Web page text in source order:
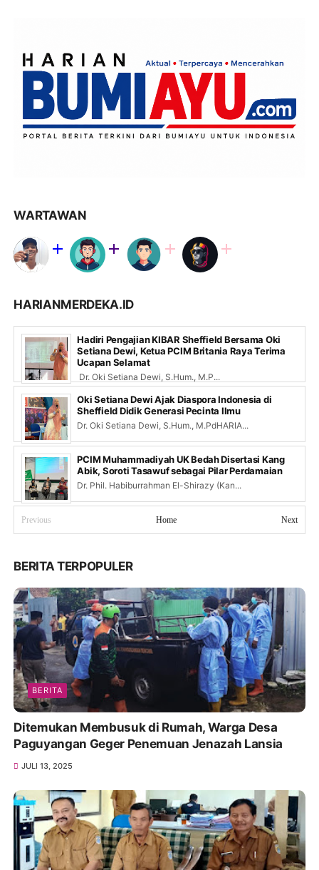
WARTAWAN
HARIANMERDEKA.ID
Hadiri Pengajian KIBAR Sheffield Bersama Oki
Setiana Dewi, Ketua PCIM Britania Raya Terima
Ucapan Selamat
Dr. Oki Setiana Dewi, S.Hum., M.P...
Oki Setiana Dewi Ajak Diaspora Indonesia di
Sheffield Didik Generasi Pecinta Ilmu
Dr. Oki Setiana Dewi, S.Hum., M.PdHARIA...
PCIM Muhammadiyah UK Bedah Disertasi Kang
Abik, Soroti Tasawuf sebagai Pilar Perdamaian
Dr. Phil. Habiburrahman El-Shirazy (Kan...
Previous Next
Home
BERITA TERPOPULER
BERITA
Ditemukan Membusuk di Rumah, Warga Desa
Paguyangan Geger Penemuan Jenazah Lansia
JULI 13, 2025